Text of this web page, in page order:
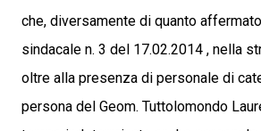
che, diversamente di quanto
sindacale n. 3 del 17.02.2014 , nella
oltre alla presenza di personale di
persona del Geom. Tuttolomondo